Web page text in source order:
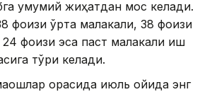
умумий жиҳатдан мос келади.
фоизи ўрта малакали, 38 фоизи
фоизи эса паст малакали иш
тўғри келади.
орасида июль ойида энг